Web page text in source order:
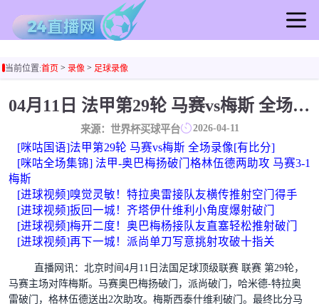
足球直播
足球录像
足球集锦
篮球集锦
足球新闻
篮球新闻
当前位置:首页> 录像 > 足球录像
04月11日 法甲第29轮 马赛vs梅斯 全场录像回放
来源：世界杯买球平台 2026-04-11
[咪咕国语]法甲第29轮 马赛vs梅斯 全场录像[有比分]
[咪咕全场集锦] 法甲-奥巴梅扬破门格林伍德两助攻 马赛3-1
梅斯
[进球视频]嗅觉灵敏！特拉奥雷接队友横传推射空门得手
[进球视频]扳回一城！齐塔伊什维利小角度爆射破门
[进球视频]梅开二度！奥巴梅杨接队友直塞轻松推射破门
[进球视频]再下一城！派尚单刀写意挑射攻破十指关
直播网讯： 北京时间4月11日法国足球顶级联赛 联赛 第29轮，
马赛主场对阵梅斯。马赛奥巴梅扬破门，派尚破门，哈米德-特拉奥
雷破门，格林伍德送出2次助攻。梅斯西泰什维利破门。最终比分马